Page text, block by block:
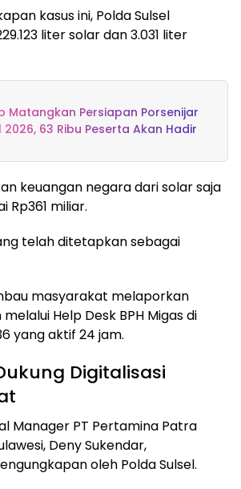
kasus ini, Polda Sulsel
liter solar dan 3.031 liter
Matangkan Persiapan Porsenijar
2026, 63 Ribu Peserta Akan Hadir
keuangan negara dari solar saja
Rp361 miliar.
telah ditetapkan sebagai
masyarakat melaporkan
Help Desk BPH Migas di
yang aktif 24 jam.
Digitalisasi
Manager PT Pertamina Patra
Deny Sukendar,
oleh Polda Sulsel.